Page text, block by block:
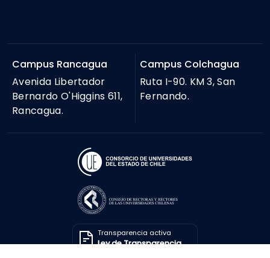
Campus Rancagua
Avenida Libertador
Bernardo O'Higgins 611,
Rancagua.
Campus Colchagua
Ruta I-90. KM 3, San
Fernando.
Transparencia activa
Ley de Transparencia